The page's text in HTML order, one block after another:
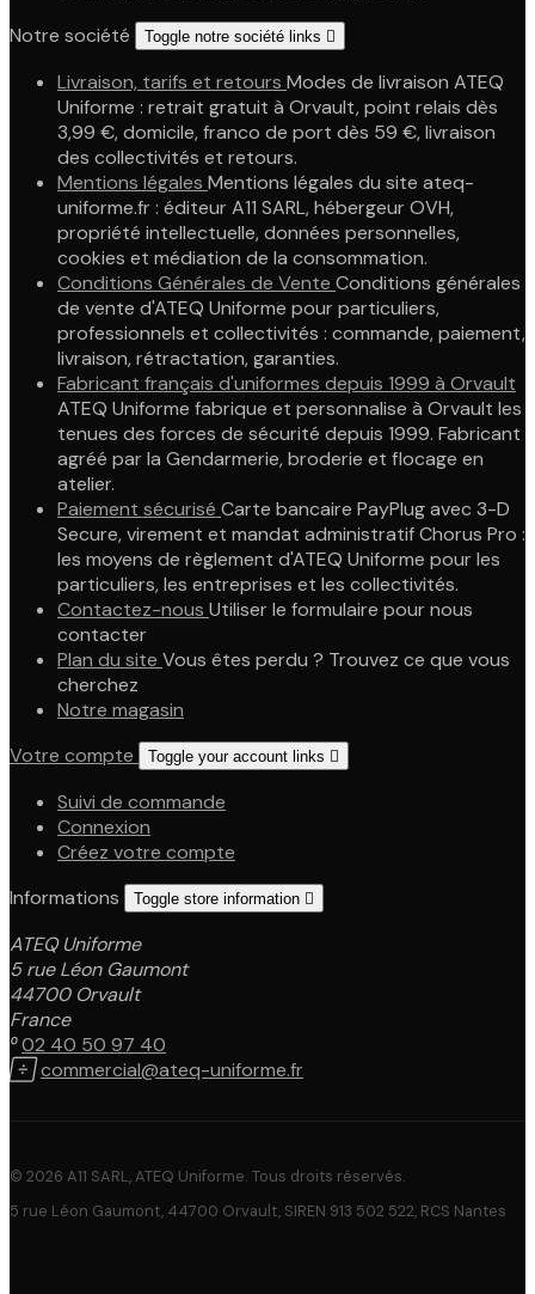
Notre société
Toggle notre société links 
Livraison, tarifs et retours Modes de livraison ATEQ
Uniforme : retrait gratuit à Orvault, point relais dès
3,99 €, domicile, franco de port dès 59 €, livraison
des collectivités et retours.
Mentions légales Mentions légales du site ateq-
uniforme.fr : éditeur A11 SARL, hébergeur OVH,
propriété intellectuelle, données personnelles,
cookies et médiation de la consommation.
Conditions Générales de Vente Conditions générales
de vente d'ATEQ Uniforme pour particuliers,
professionnels et collectivités : commande, paiement,
livraison, rétractation, garanties.
Fabricant français d'uniformes depuis 1999 à Orvault
ATEQ Uniforme fabrique et personnalise à Orvault les
tenues des forces de sécurité depuis 1999. Fabricant
agréé par la Gendarmerie, broderie et flocage en
atelier.
Paiement sécurisé Carte bancaire PayPlug avec 3-D
Secure, virement et mandat administratif Chorus Pro :
les moyens de règlement d'ATEQ Uniforme pour les
particuliers, les entreprises et les collectivités.
Contactez-nous Utiliser le formulaire pour nous
contacter
Plan du site Vous êtes perdu ? Trouvez ce que vous
cherchez
Notre magasin
Votre compte
Toggle your account links 
Suivi de commande
Connexion
Créez votre compte
Informations
Toggle store information 
ATEQ Uniforme
5 rue Léon Gaumont
44700 Orvault
France
02 40 50 97 40
commercial@ateq-uniforme.fr
© 2026 A11 SARL, ATEQ Uniforme. Tous droits réservés.
5 rue Léon Gaumont, 44700 Orvault, SIREN 913 502 522, RCS Nantes